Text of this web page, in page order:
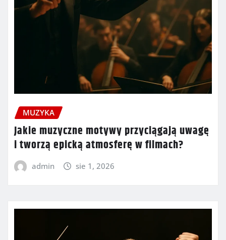
MUZYKA
Jakie muzyczne motywy przyciągają uwagę
i tworzą epicką atmosferę w filmach?
admin sie 1, 2026